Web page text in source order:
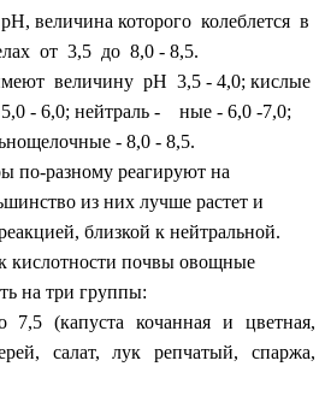
величина которого колеблется в
от 3,5 до 8,0 - 8,5.
величину рН 3,5 - 4,0; кислые
- 6,0; нейтраль - ные - 6,0 -7,0;
- 8,0 - 8,5.
разному реагируют на
из них лучше растет и
близкой к нейтральной.
почвы овощные
на три группы:
(капуста кочанная и цветная,
салат, лук репчатый, спаржа,